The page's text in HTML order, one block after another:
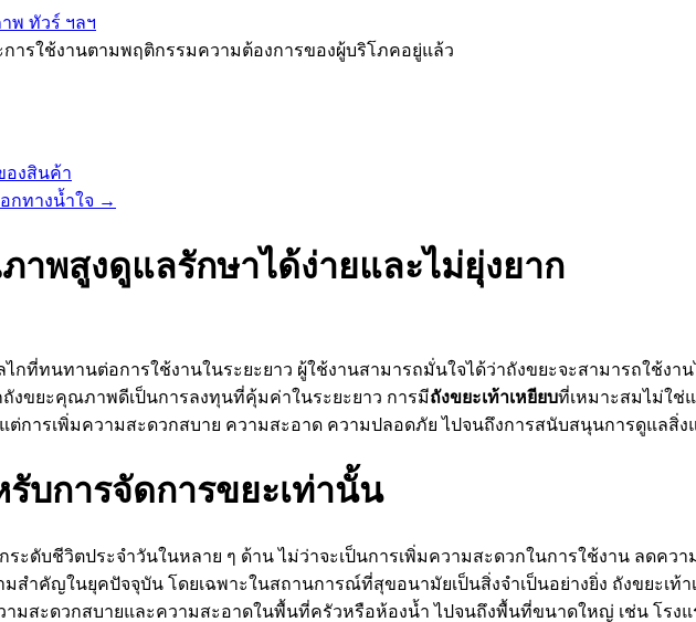
พ ทัวร์ ฯลฯ
ารใช้งานตามพฤติกรรมความต้องการของผู้บริโภคอยู่แล้ว
องสินค้า
กทางน้ำใจ →
าพสูงดูแลรักษาได้ง่ายและไม่ยุ่งยาก
กที่ทนทานต่อการใช้งานในระยะยาว ผู้ใช้งานสามารถมั่นใจได้ว่าถังขยะจะสามารถใช้งา
ถังขยะคุณภาพดีเป็นการลงทุนที่คุ้มค่าในระยะยาว การมีถังขยะเท้าเหยียบที่เหมาะสมไม่ใช่
ารเพิ่มความสะดวกสบาย ความสะอาด ความปลอดภัย ไปจนถึงการสนับสนุนการดูแลสิ่ง
รับการจัดการขยะเท่านั้น
ะดับชีวิตประจำวันในหลาย ๆ ด้าน ไม่ว่าจะเป็นการเพิ่มความสะดวกในการใช้งาน ลดคว
สำคัญในยุคปัจจุบัน โดยเฉพาะในสถานการณ์ที่สุขอนามัยเป็นสิ่งจำเป็นอย่างยิ่ง ถังขยะเท้
มสะดวกสบายและความสะอาดในพื้นที่ครัวหรือห้องน้ำ ไปจนถึงพื้นที่ขนาดใหญ่ เช่น โรง